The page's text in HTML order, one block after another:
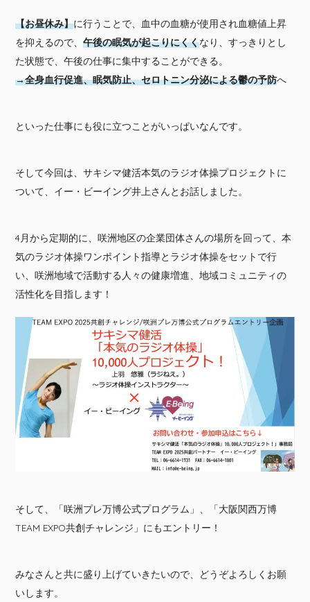
【お昼休み】に行うことで、血中の血糖が使用され血糖値上昇
を抑えるので、午後の眠気が起こりにくくなり、すっきりとし
た状態で、午後の仕事に集中することができる。
→全身血行促進、眠気防止、セロトニン分泌による鬱の予防へ
といった仕事にも役に立つことがいっぱいなんです。
そして今回は、サキシマ健活本気のラジオ体操プロジェクトに
ついて、イー・ビーイング井上さんとお話しました。
4月から定期的に、咲洲地区の企業団体さんの場所を回って、本
気のラジオ体操ワンポイント指導とラジオ体操をセットで行
い、咲洲地域で活動する人々の健康増進、地域コミュニティの
活性化を目指します！
そして、「咲洲プレ万博公式プログラム」、「大阪関西万博
TEAM EXPO共創チャレンジ」にもエントリー！
みなさんと共に盛り上げていきたいので、どうぞよろしくお願
いします。